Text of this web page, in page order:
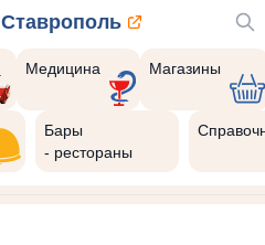
Ставрополь
Медицина Магазины
Бары
- рестораны